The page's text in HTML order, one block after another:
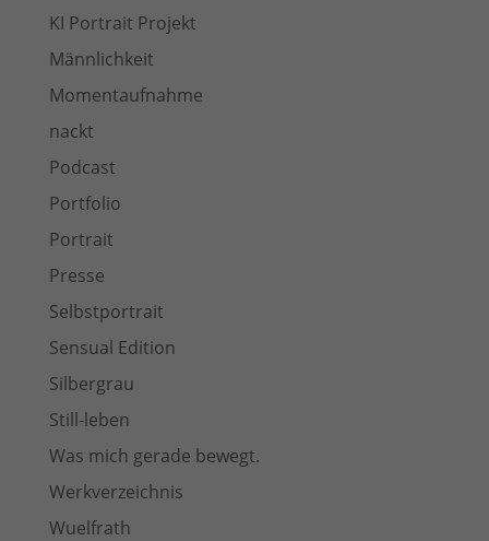
KI Portrait Projekt
Männlichkeit
Momentaufnahme
nackt
Podcast
Portfolio
Portrait
Presse
Selbstportrait
Sensual Edition
Silbergrau
Still-leben
Was mich gerade bewegt.
Werkverzeichnis
Wuelfrath